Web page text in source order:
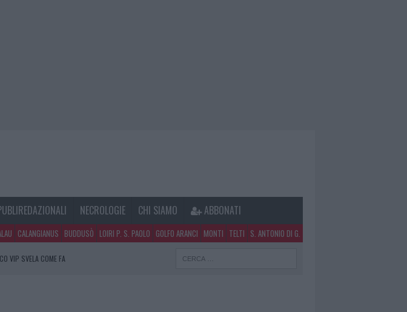
NECROLOGIE CHI SIAMO ABBONATI
CALANGIANUS BUDDUSÒ LOIRI P. S. PAOLO GOLFO ARANCI MONTI TELTI S. ANTONIO DI G.
VIP SVELA COME FA